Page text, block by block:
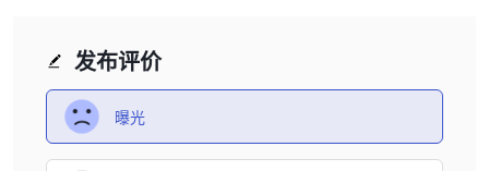
发布评价
曝光